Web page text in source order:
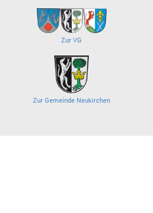
Zur VG
Zur Gemeinde Neukirchen